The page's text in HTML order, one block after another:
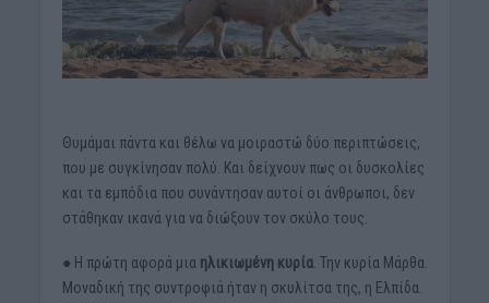
Θυμάμαι πάντα και θέλω να μοιραστώ δύο περιπτώσεις,
που με συγκίνησαν πολύ. Και δείχνουν πως οι δυσκολίες
και τα εμπόδια που συνάντησαν αυτοί οι άνθρωποι, δεν
στάθηκαν ικανά για να διώξουν τον σκύλο τους.
● Η πρώτη αφορά μια ηλικιωμένη κυρία. Την κυρία Μάρθα.
Μοναδική της συντροφιά ήταν η σκυλίτσα της, η Ελπίδα.